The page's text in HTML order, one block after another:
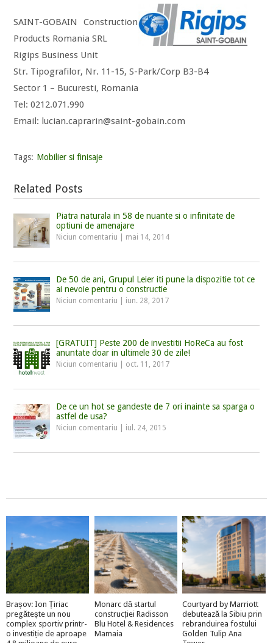
SAINT-GOBAIN Construction
Products Romania SRL
Rigips Business Unit
Str. Tipografilor, Nr. 11-15, S-Park/Corp B3-B4
Sector 1 – Bucuresti, Romania
Tel: 0212.071.990
Email: lucian.caprarin@saint-gobain.com
Tags: Mobilier si finisaje
Related Posts
Piatra naturala in 58 de nuante si o infinitate de
optiuni de amenajare
Niciun comentariu mai 14, 2014
De 50 de ani, Grupul Leier iti pune la dispozitie tot ce
ai nevoie pentru o constructie
Niciun comentariu iun. 28, 2017
[GRATUIT] Peste 200 de investitii HoReCa au fost
anuntate doar in ultimele 30 de zile!
Niciun comentariu oct. 11, 2017
De ce un hot se gandeste de 7 ori inainte sa sparga o
astfel de usa?
Niciun comentariu iul. 24, 2015
Brașov: Ion Țiriac
pregătește un nou
complex sportiv printr-
o investiție de aproape
Monarc dă startul
construcției Radisson
Blu Hotel & Residences
Mamaia
Courtyard by Marriott
debutează la Sibiu prin
rebranduirea fostului
Golden Tulip Ana